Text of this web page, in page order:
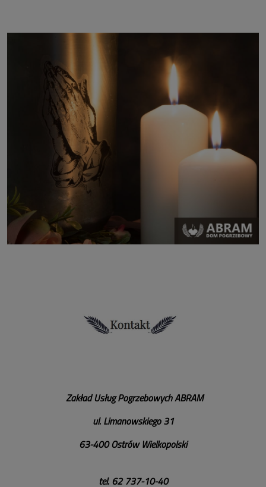
Zakład Usług PogrzebowychABRAM
ul. Limanowskiego 31
63-400 Ostrów Wielkopolski
tel. 62 737-10-40